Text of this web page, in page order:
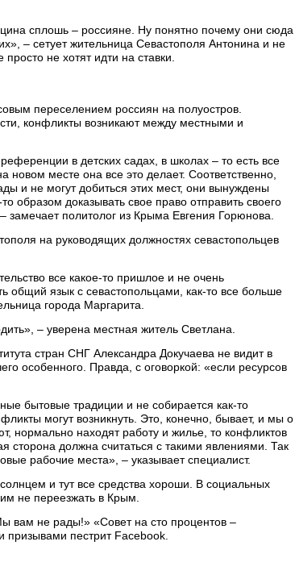
сплошь – россияне. Ну понятно почему они сюда
– сетует жительница Севастополя Антонина и не
не хотят идти на ставки.
переселением россиян на полуостров.
конфликты возникают между местными и
в детских садах, в школах – то есть все
новом месте она все это делает. Соответственно,
и не могут добиться этих мест, они вынуждены
образом доказывать свое право отправить своего
замечает политолог из Крыма Евгения Горюнова.
на руководящих должностях севастопольцев
все какое-то пришлое и не очень
общий язык с севастопольцами, как-то все больше
города Маргарита.
– уверена местная житель Светлана.
стран СНГ Александра Докучаева не видит в
особенного. Правда, с оговоркой: «если ресурсов
бытовые традиции и не собирается как-то
могут возникнуть. Это, конечно, бывает, и мы о
нормально находят работу и жилье, то конфликтов
сторона должна считаться с такими явлениями. Так
рабочие места», – указывает специалист.
и тут все средства хороши. В социальных
не переезжать в Крым.
вам не рады!» «Совет на сто процентов –
призывами пестрит Facebook.